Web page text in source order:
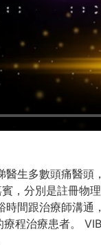
醫生多數頭痛醫
，分別是註冊物
時間跟治療師溝
療程治療患者。